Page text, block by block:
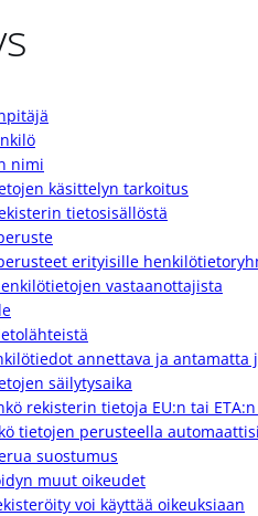
nimi
käsittelyn tarkoitus
tietosisällöstä
erityisille
vastaanottajista
annettava ja antamatta
säilytysaika
rekisterin tietoja EU:n tai
tietojen perusteella
suostumus
muut oikeudet
voi käyttää oikeuksiaan